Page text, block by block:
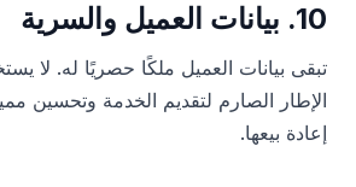
10. بيانات العميل والسرية
تبقى بيانات العميل ملكًا حصريًا له. لا
الإطار الصارم لتقديم الخدمة وتحسين
إعادة بيعها.